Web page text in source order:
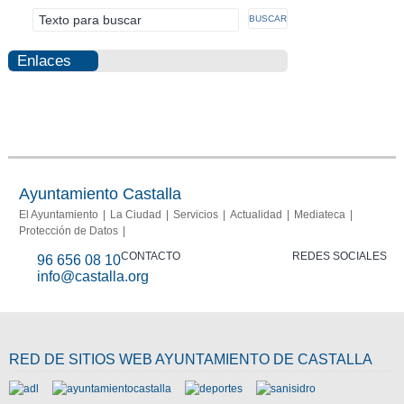
Enlaces
Photovoltaic
Fraud
Ayuntamiento Castalla
El Ayuntamiento La Ciudad Servicios Actualidad
Mediateca
Protección de Datos
CONTACTO
96 656 08 10
info@castalla.org
REDES SOCIALES
RED DE SITIOS WEB AYUNTAMIENTO DE CASTALLA